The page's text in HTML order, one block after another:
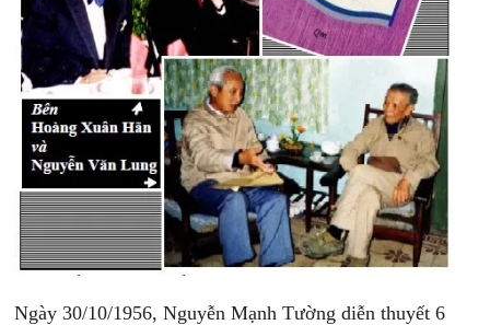
Ngày 30/10/1956, Nguyễn Mạnh Tường diễn thuyết 6